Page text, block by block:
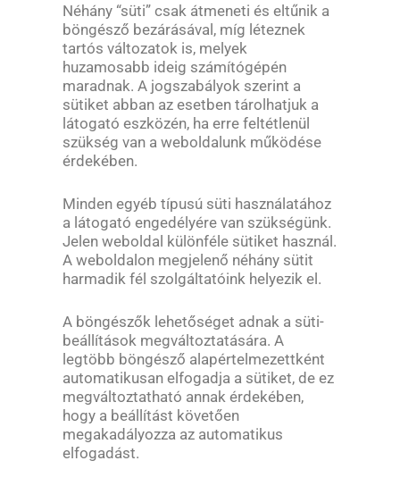
Néhány “süti” csak átmeneti és eltűnik a
böngésző bezárásával, míg léteznek
tartós változatok is, melyek
huzamosabb ideig számítógépén
maradnak. A jogszabályok szerint a
sütiket abban az esetben tárolhatjuk a
látogató eszközén, ha erre feltétlenül
szükség van a weboldalunk működése
érdekében.
Minden egyéb típusú süti használatához
a látogató engedélyére van szükségünk.
Jelen weboldal különféle sütiket használ.
A weboldalon megjelenő néhány sütit
harmadik fél szolgáltatóink helyezik el.
A böngészők lehetőséget adnak a süti-
beállítások megváltoztatására. A
legtöbb böngésző alapértelmezettként
automatikusan elfogadja a sütiket, de ez
megváltoztatható annak érdekében,
hogy a beállítást követően
megakadályozza az automatikus
elfogadást.